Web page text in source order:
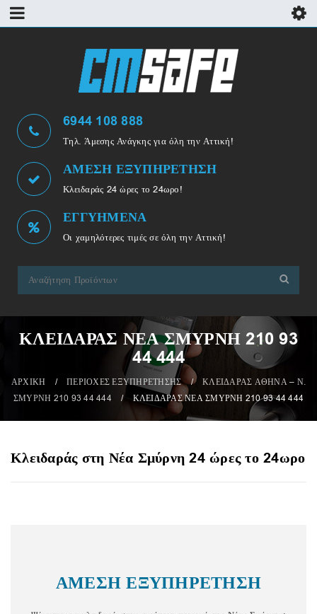
6944 108 888
Τηλ. Άμεσης Ανάγκης για όλη την Αττική!
ΑΜΕΣΗ ΕΞΥΠΗΡΕΤΗΣΗ
Κλειδαράς 24 ώρες το 24ωρο!
ΕΓΓΥΗΜΕΝΑ
Οι χαμηλότερες τιμές σε όλη την Αττική!
ΚΛΕΙΔΑΡΑΣ ΝΕΑ ΣΜΥΡΝΗ 210 93
44 444
ΑΡΧΙΚΗ / ΠΕΡΙΟΧΕΣ ΕΞΥΠΗΡΕΤΗΣΗΣ /
ΚΛΕΙΔΑΡΑΣ ΑΘΗΝΑ – Ν.
ΣΜΥΡΝΗ 210 93 44 444
/ ΚΛΕΙΔΑΡΑΣ ΝΕΑ ΣΜΥΡΝΗ 210 93 44 444
Κλειδαράς στη Νέα Σμύρνη 24 ώρες το 24ωρο
ΑΜΕΣΗ ΕΞΥΠΗΡΕΤΗΣΗ